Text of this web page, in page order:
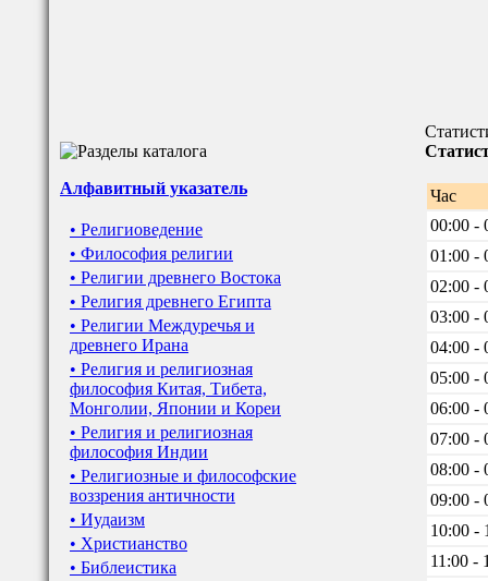
Алфавитный указатель
• Религиоведение
• Философия религии
• Религии древнего Востока
• Религия древнего Египта
• Религии Междуречья и
древнего Ирана
• Религия и религиозная
философия Китая, Тибета,
Монголии, Японии и Кореи
• Религия и религиозная
философия Индии
• Религиозные и философские
воззрения античности
• Иудаизм
• Христианство
• Библеистика
Час
00:00 -
01:00 -
02:00 -
03:00 -
04:00 -
05:00 -
06:00 -
07:00 -
08:00 -
09:00 -
10:00 -
11:00 -